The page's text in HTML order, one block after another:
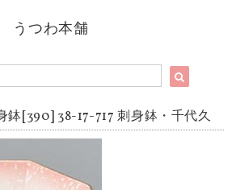
うつわ本舗
鉢[390] 38-17-717 刺身鉢・千代久